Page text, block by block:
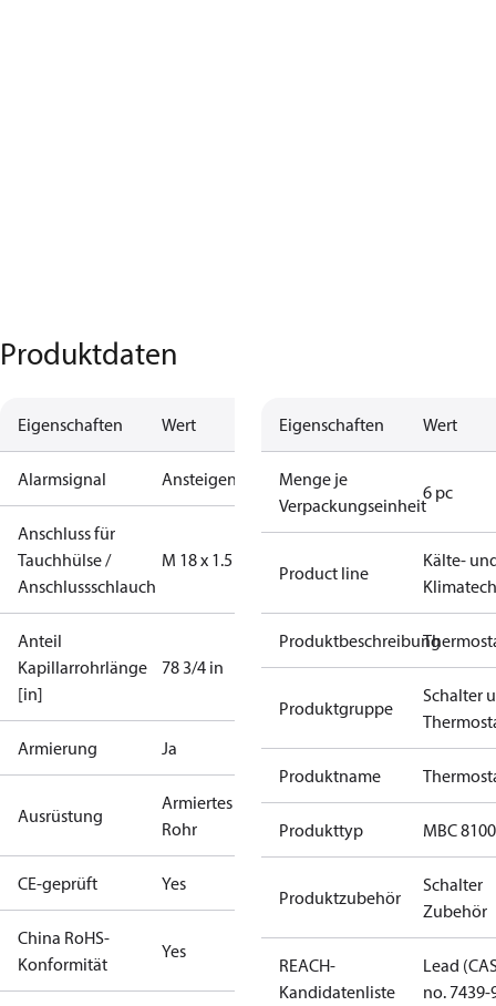
Produktdaten
Eigenschaften Wert
Alarmsignal Ansteigend
Anschluss für
Tauchhülse /
Anschlussschlauch
M 18 x 1.5
Anteil
Kapillarrohrlänge
[in]
78 3/4 in
Armierung Ja
Ausrüstung
Armiertes
Rohr
CE-geprüft Yes
China RoHS-
Konformität
Yes
Eigenschaften Wert
Menge je
Verpackungseinheit
6 pc
Product line
Kälte-
Produktbeschreibung
Produktgruppe
Schalter
Produktname
Produkttyp MBC 8100
Produktzubehör
Schalter
Zubehör
REACH-
Kandidatenliste
Lead
no. 7439-